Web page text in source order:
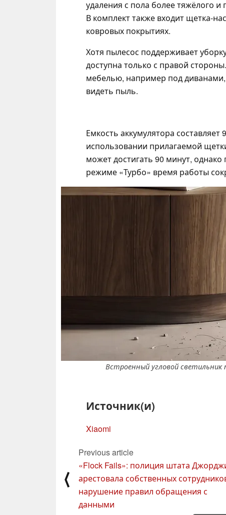
удаления с пола более тяжёлого
В комплект также входит щетка-
ковровых покрытиях.
Хотя пылесос поддерживает
доступна только с правой
мебелью, например под
видеть пыль.
Емкость аккумулятора
использовании прилагаемой
может достигать 90 минут,
режиме «Турбо» время работы
Встроенный угловой
Источник(и)
Xiaomi
⟨
Previous article
«Flock Fails»: полиция штата
арестовала собственных
нарушение правил обращения с
данными